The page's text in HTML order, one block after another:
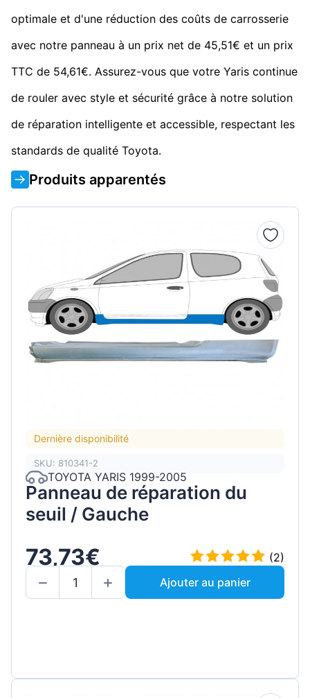
optimale et d'une réduction des coûts de carrosserie
avec notre panneau à un prix net de 45,51€ et un prix
TTC de 54,61€. Assurez-vous que votre Yaris continue
de rouler avec style et sécurité grâce à notre solution
de réparation intelligente et accessible, respectant les
standards de qualité Toyota.
Produits apparentés
Dernière disponibilité
SKU: 810341-2
TOYOTA YARIS 1999-2005
Panneau de réparation du
seuil / Gauche
73,73€
(2)
Ajouter au panier